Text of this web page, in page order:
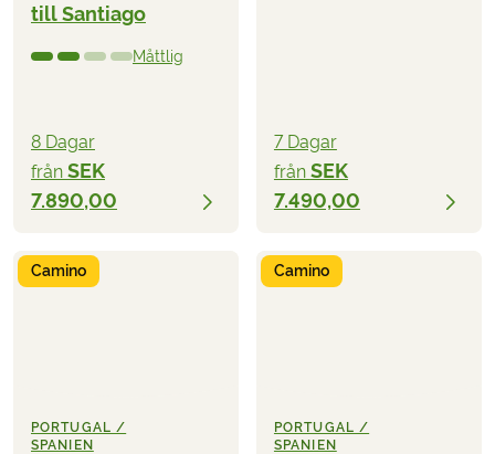
till Santiago
Måttlig
8 Dagar
från SEK
7.890,00
7 Dagar
från SEK
7.490,00
Camino
PORTUGAL /
SPANIEN
Camino
PORTUGAL /
SPANIEN